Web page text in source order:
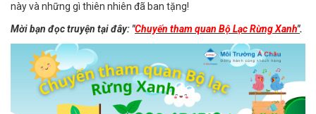
này và những gì thiên nhiên đã ban tặng!
Mời bạn đọc truyện tại đây: "Chuyến tham quan Bộ Lạc Rừng Xanh".